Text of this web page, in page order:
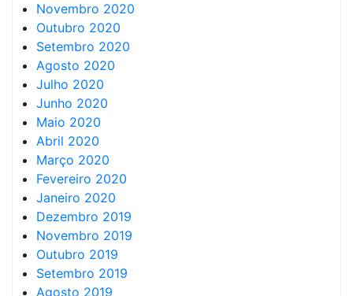
Novembro 2020
Outubro 2020
Setembro 2020
Agosto 2020
Julho 2020
Junho 2020
Maio 2020
Abril 2020
Março 2020
Fevereiro 2020
Janeiro 2020
Dezembro 2019
Novembro 2019
Outubro 2019
Setembro 2019
Agosto 2019